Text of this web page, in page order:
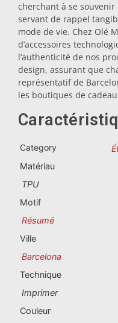
Souvenirs par
Souvenirs
Souvenirs
La Coruña
Alicante
Almería
Ávila
cherchant à se
servant de rappel
mode de vie. Chez Olé
d’accessoires
l’authenticité de nos
design, assurant que
représentatif de
les boutiques de
Category
Matériau
TPU
Motif
Résumé
Ville
Barcelona
Technique
Imprimer
Couleur